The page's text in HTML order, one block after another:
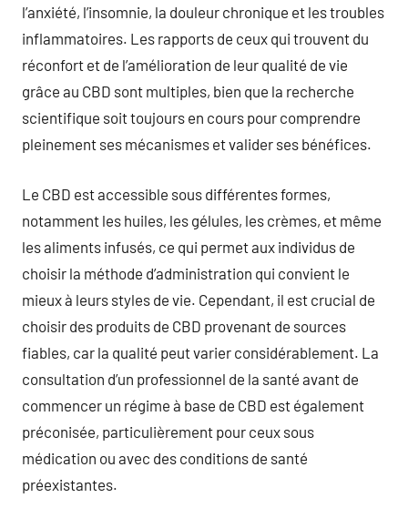
l’anxiété, l’insomnie, la douleur chronique et les troubles
inflammatoires. Les rapports de ceux qui trouvent du
réconfort et de l’amélioration de leur qualité de vie
grâce au CBD sont multiples, bien que la recherche
scientifique soit toujours en cours pour comprendre
pleinement ses mécanismes et valider ses bénéfices.
Le CBD est accessible sous différentes formes,
notamment les huiles, les gélules, les crèmes, et même
les aliments infusés, ce qui permet aux individus de
choisir la méthode d’administration qui convient le
mieux à leurs styles de vie. Cependant, il est crucial de
choisir des produits de CBD provenant de sources
fiables, car la qualité peut varier considérablement. La
consultation d’un professionnel de la santé avant de
commencer un régime à base de CBD est également
préconisée, particulièrement pour ceux sous
médication ou avec des conditions de santé
préexistantes.